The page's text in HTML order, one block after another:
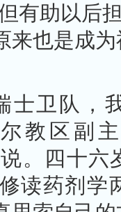
有助以后
来也是成
士卫队，
教区副
说。四十六
读药剂学